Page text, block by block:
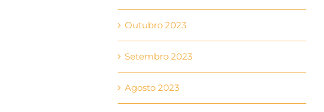
Outubro 2023
Setembro 2023
Agosto 2023